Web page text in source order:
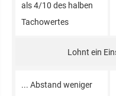
als 4/10 des halben
Tacho­wertes
... Abstand weniger